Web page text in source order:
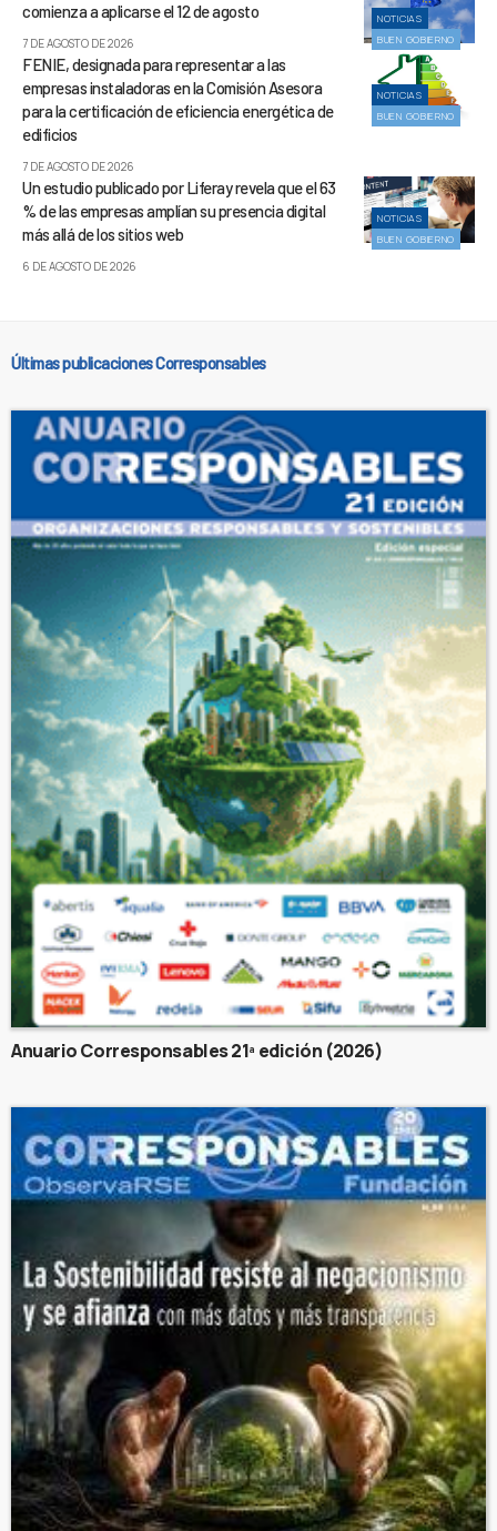
NOTICIAS
BUEN GOBIERNO
comienza a aplicarse el 12 de agosto
7 DE AGOSTO DE 2026
NOTICIAS
BUEN GOBIERNO
FENIE, designada para representar a las
empresas instaladoras en la Comisión Asesora
para la certificación de eficiencia energética de
edificios
7 DE AGOSTO DE 2026
NOTICIAS
BUEN GOBIERNO
Un estudio publicado por Liferay revela que el 63
% de las empresas amplían su presencia digital
más allá de los sitios web
6 DE AGOSTO DE 2026
Últimas publicaciones Corresponsables
Anuario Corresponsables 21ª edición (2026)